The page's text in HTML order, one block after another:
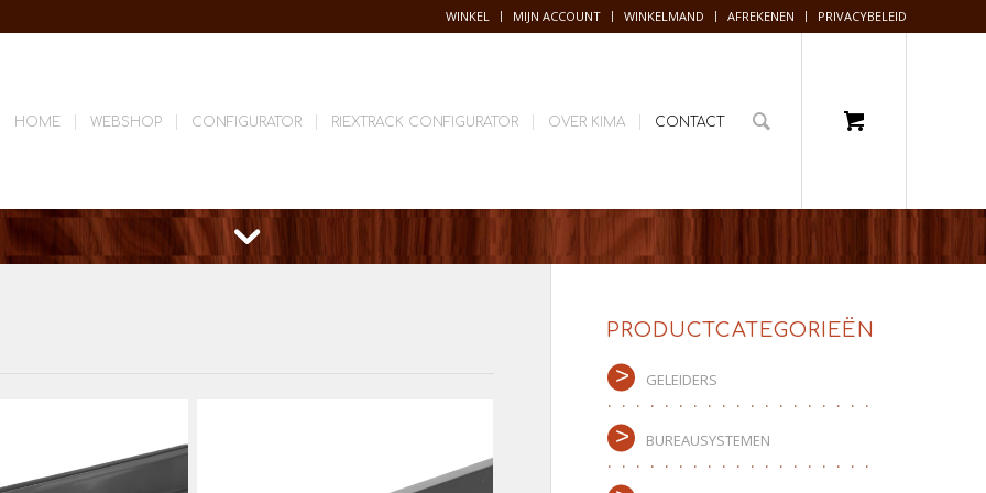
WINKEL MIJN ACCOUNT WINKELMAND AFREKENEN PRIVACYBELEID
HOME WEBSHOP CONFIGURATOR RIEXTRACK CONFIGURATOR OVER KIMA CONTACT
PRODUCTCATEGORIEËN
GELEIDERS
BUREAUSYSTEMEN